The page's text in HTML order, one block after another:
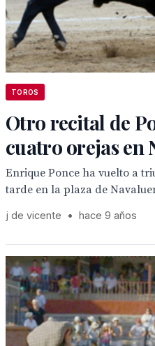
TOROS
Otro recital de
cuatro orejas en
Enrique Ponce ha vuelto a
tarde en la plaza de
j de vicente • hace 9 años